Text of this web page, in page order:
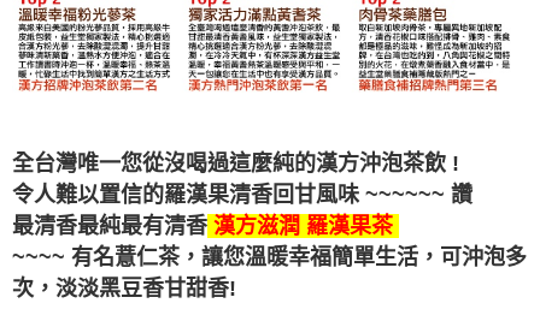
全台灣唯一您從沒喝過這麼純的漢方沖泡茶飲 !
令人難以置信的羅漢果清香回甘風味 ~~~~~~ 讚
最清香最純最有清香 漢方滋潤 羅漢果茶
~~~~ 有名薏仁茶，讓您溫暖幸福簡單生活，可沖泡多
次， 淡淡黑豆香甘甜香!